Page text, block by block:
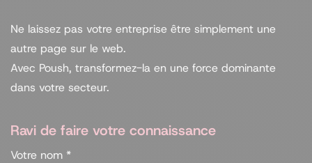
Ne laissez pas votre entreprise être simplement une
autre page sur le web.
Avec Poush, transformez-la en une force dominante
dans votre secteur.
Ravi de faire votre connaissance
Votre nom *